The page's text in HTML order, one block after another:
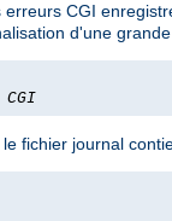
CGI
d'une
fichier journal